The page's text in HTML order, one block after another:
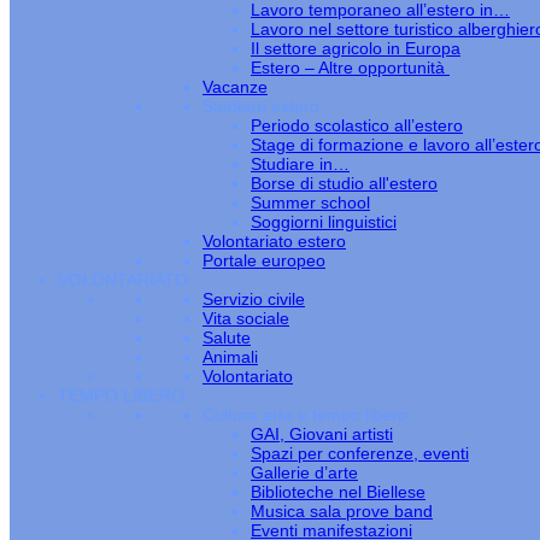
Lavoro temporaneo all’estero in…
Lavoro nel settore turistico
Il settore agricolo in Europa
Estero – Altre opportunità
Vacanze
Studiare estero
Periodo scolastico all’estero
Stage di formazione e lavoro
Studiare in…
Borse di studio all'estero
Summer school
Soggiorni linguistici
Volontariato estero
Portale europeo
VOLONTARIATO
Servizio civile
Vita sociale
Salute
Animali
Volontariato
TEMPO LIBERO
Cultura arte e tempo libero
GAI, Giovani artisti
Spazi per conferenze, eventi
Gallerie d’arte
Biblioteche nel Biellese
Musica sala prove band
Eventi manifestazioni